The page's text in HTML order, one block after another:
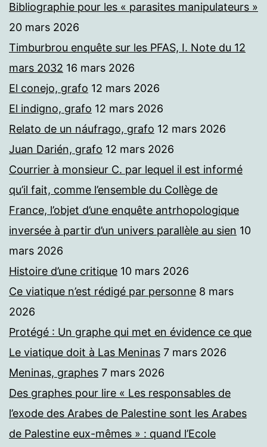
Bibliographie pour les « parasites manipulateurs »
20 mars 2026
Timburbrou enquête sur les PFAS, I. Note du 12
mars 2032 16 mars 2026
El conejo, grafo 12 mars 2026
El indigno, grafo 12 mars 2026
Relato de un náufrago, grafo 12 mars 2026
Juan Darién, grafo 12 mars 2026
Courrier à monsieur C. par lequel il est informé
qu’il fait, comme l’ensemble du Collège de
France, l’objet d’une enquête antrhopologique
inversée à partir d’un univers parallèle au sien 10
mars 2026
Histoire d’une critique 10 mars 2026
Ce viatique n’est rédigé par personne 8 mars
2026
Protégé : Un graphe qui met en évidence ce que
Le viatique doit à Las Meninas 7 mars 2026
Meninas, graphes 7 mars 2026
Des graphes pour lire « Les responsables de
l’exode des Arabes de Palestine sont les Arabes
de Palestine eux-mêmes » : quand l’Ecole